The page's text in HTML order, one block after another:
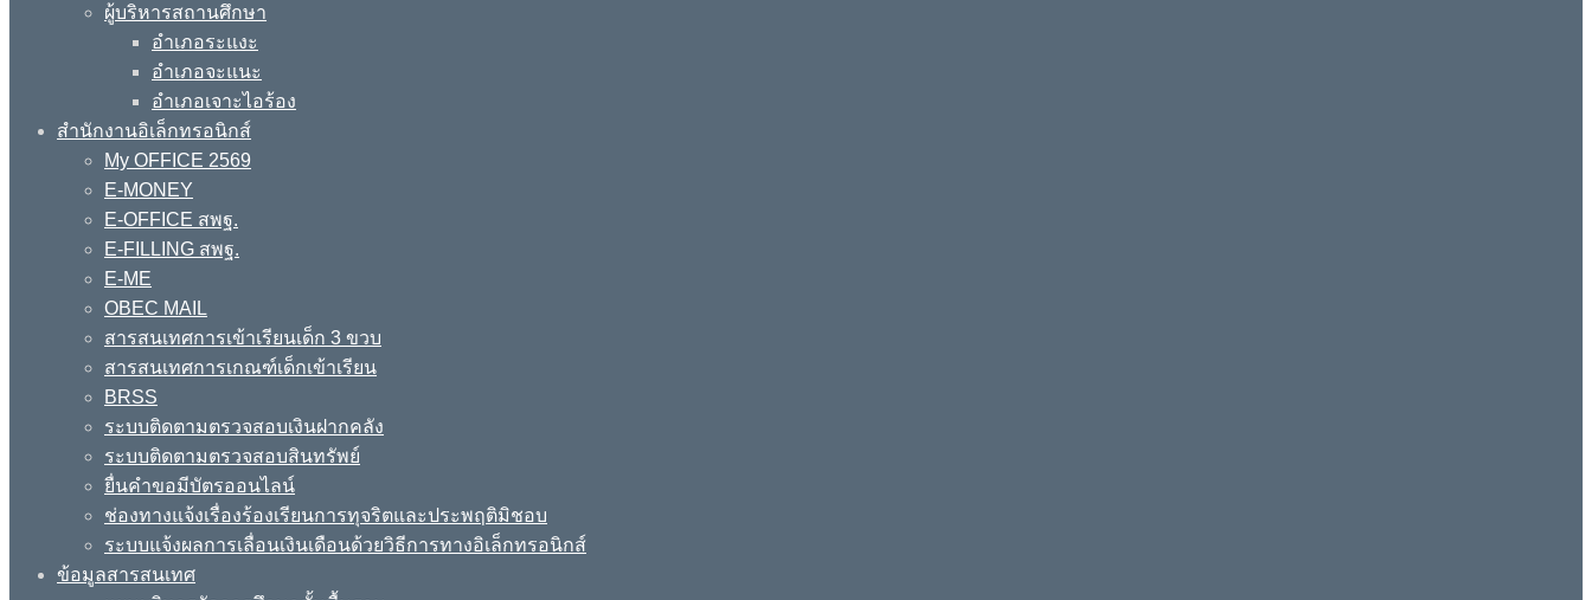
ผู้บริหารสถานศึกษา
อำเภอระแงะ
อำเภอจะแนะ
อำเภอเจาะไอร้อง
สำนักงานอิเล็กทรอนิกส์
My OFFICE 2569
E-MONEY
E-OFFICE สพฐ.
E-FILLING สพฐ.
E-ME
OBEC MAIL
สารสนเทศการเข้าเรียนเด็ก 3 ขวบ
สารสนเทศการเกณฑ์เด็กเข้าเรียน
BRSS
ระบบติดตามตรวจสอบเงินฝากคลัง
ระบบติดตามตรวจสอบสินทรัพย์
ยื่นคำขอมีบัตรออนไลน์
ช่องทางแจ้งเรื่องร้องเรียนการทุจริตและประพฤติมิชอบ
ระบบแจ้งผลการเลื่อนเงินเดือนด้วยวิธีการทางอิเล็กทรอนิกส์
ข้อมูลสารสนเทศ